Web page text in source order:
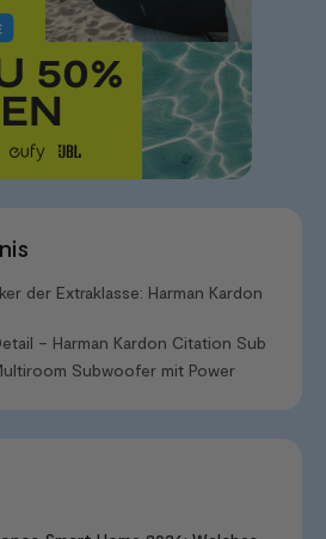
der Extraklasse: Harman Kardon
– Harman Kardon Citation Sub
Subwoofer mit Power